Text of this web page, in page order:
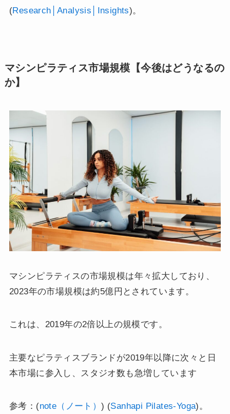
(Research│Analysis│Insights)​。
マシンピラティス市場規模【今後はどうなるの
か】
マシンピラティスの市場規模は年々拡大しており、
2023年の市場規模は約5億円とされています。
これは、2019年の2倍以上の規模です。
主要なピラティスブランドが2019年以降に次々と日
本市場に参入し、スタジオ数も急増しています​
参考：(note（ノート）)​​ (Sanhapi Pilates-Yoga)​。